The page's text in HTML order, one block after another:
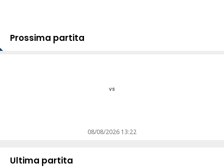
Prossima partita
vs
08/08/2026 13:22
Ultima partita